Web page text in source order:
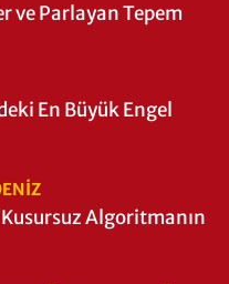
ve Parlayan Tepem
En Büyük Engel
Algoritmanın